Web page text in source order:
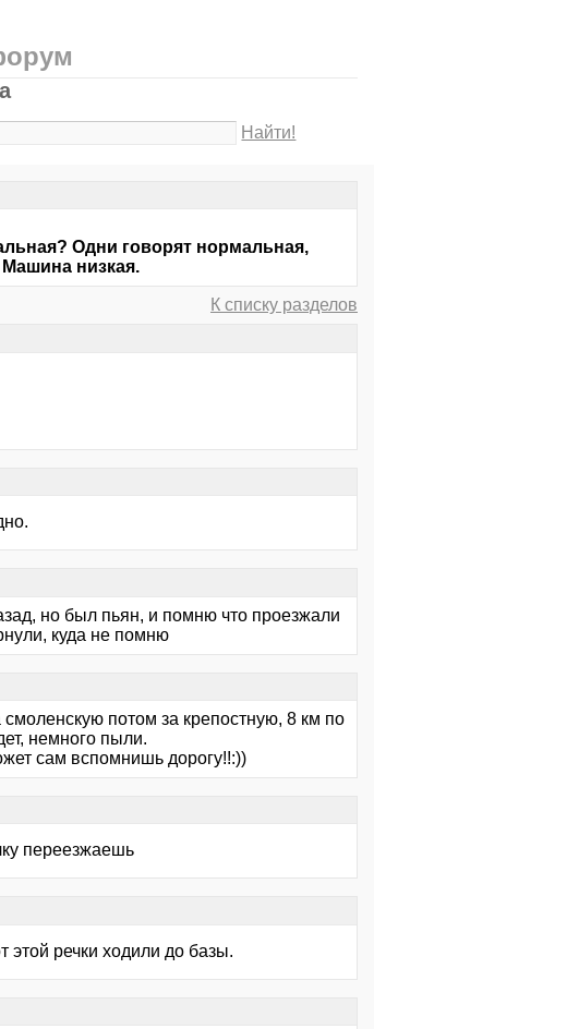
Найти!
Одни говорят нормальная,
низкая.
К списку разделов
но был пьян, и помню что проезжали
куда не помню
потом за крепостную, 8 км по
немного пыли.
сам вспомнишь дорогу!!:))
переезжаешь
этой речки ходили до базы.